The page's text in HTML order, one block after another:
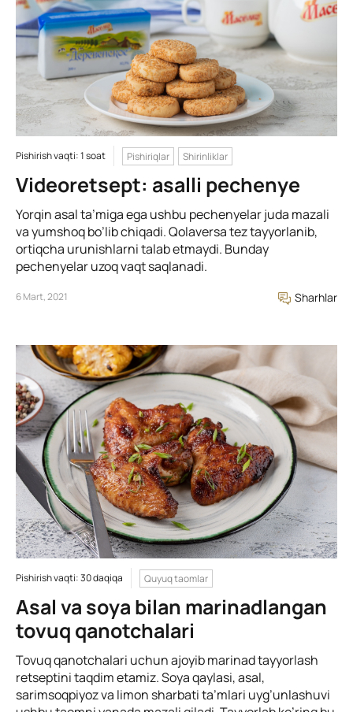
Pishirish vaqti: 1 soat Pishiriqlar Shirinliklar
Videoretsept: asalli pechenye
Yorqin asal ta’miga ega ushbu pechenyelar juda mazali
va yumshoq bo’lib chiqadi. Qolaversa tez tayyorlanib,
ortiqcha urunishlarni talab etmaydi. Bunday
pechenyelar uzoq vaqt saqlanadi.
6 Mart, 2021 Sharhlar
Pishirish vaqti: 30 daqiqa Quyuq taomlar
Asal va soya bilan marinadlangan
tovuq qanotchalari
Tovuq qanotchalari uchun ajoyib marinad tayyorlash
retseptini taqdim etamiz. Soya qaylasi, asal,
sarimsoqpiyoz va limon sharbati ta’mlari uyg’unlashuvi